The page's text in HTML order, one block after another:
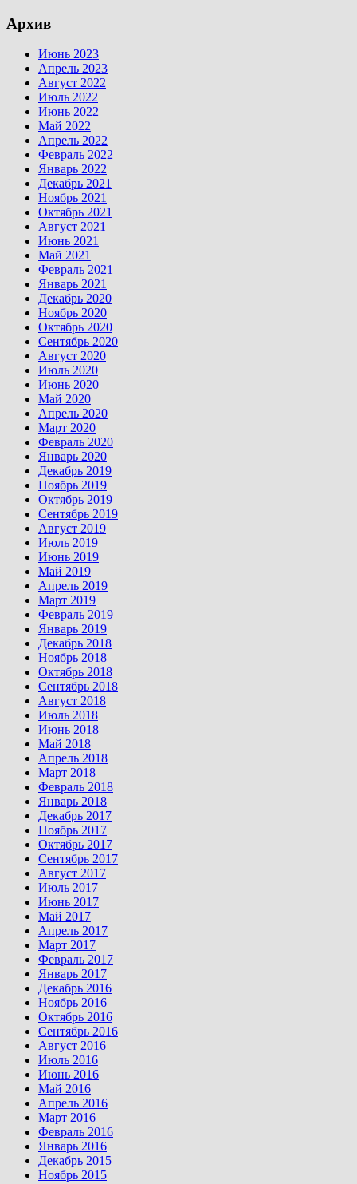
Архив
Июнь 2023
Апрель 2023
Август 2022
Июль 2022
Июнь 2022
Май 2022
Апрель 2022
Февраль 2022
Январь 2022
Декабрь 2021
Ноябрь 2021
Октябрь 2021
Август 2021
Июнь 2021
Май 2021
Февраль 2021
Январь 2021
Декабрь 2020
Ноябрь 2020
Октябрь 2020
Сентябрь 2020
Август 2020
Июль 2020
Июнь 2020
Май 2020
Апрель 2020
Март 2020
Февраль 2020
Январь 2020
Декабрь 2019
Ноябрь 2019
Октябрь 2019
Сентябрь 2019
Август 2019
Июль 2019
Июнь 2019
Май 2019
Апрель 2019
Март 2019
Февраль 2019
Январь 2019
Декабрь 2018
Ноябрь 2018
Октябрь 2018
Сентябрь 2018
Август 2018
Июль 2018
Июнь 2018
Май 2018
Апрель 2018
Март 2018
Февраль 2018
Январь 2018
Декабрь 2017
Ноябрь 2017
Октябрь 2017
Сентябрь 2017
Август 2017
Июль 2017
Июнь 2017
Май 2017
Апрель 2017
Март 2017
Февраль 2017
Январь 2017
Декабрь 2016
Ноябрь 2016
Октябрь 2016
Сентябрь 2016
Август 2016
Июль 2016
Июнь 2016
Май 2016
Апрель 2016
Март 2016
Февраль 2016
Январь 2016
Декабрь 2015
Ноябрь 2015